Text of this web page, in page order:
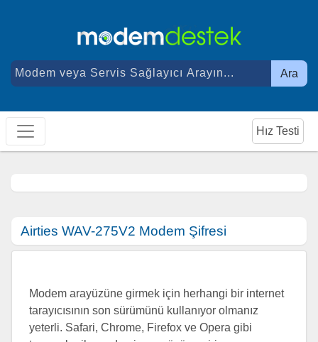
Ara
Hız Testi
Airties WAV-275V2 Modem Şifresi
Modem arayüzüne girmek için herhangi bir internet
tarayıcısının son sürümünü kullanıyor olmanız
yeterli. Safari, Chrome, Firefox ve Opera gibi